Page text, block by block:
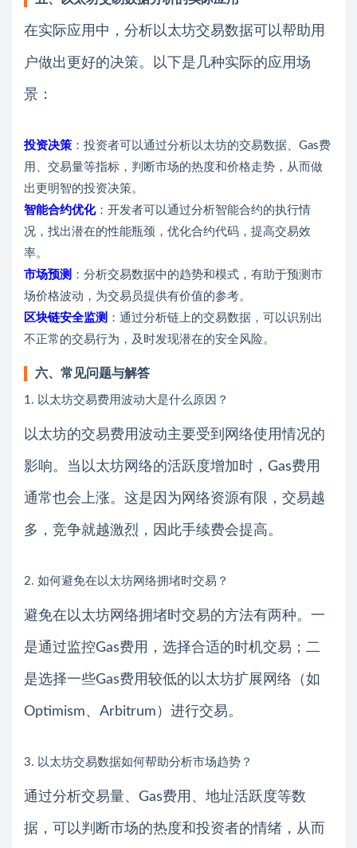
在实际应用中，分析以太坊交易数据可以帮助用
户做出更好的决策。以下是几种实际的应用场
景：
投资决策 ：投资者可以通过分析以太坊的交易数据、Gas费
用、交易量等指标，判断市场的热度和价格走势，从而做
出更明智的投资决策。
智能合约优化：开发者可以通过分析智能合约的执行情
况，找出潜在的性能瓶颈，优化合约代码，提高交易效
率。
市场预测 ：分析交易数据中的趋势和模式，有助于预测市
场价格波动，为交易员提供有价值的参考。
区块链安全监测 ：通过分析链上的交易数据，可以识别出
不正常的交易行为，及时发现潜在的安全风险。
六、常见问题与解答
1. 以太坊交易费用波动大是什么原因？
以太坊的交易费用波动主要受到网络使用情况的
影响。当以太坊网络的活跃度增加时，Gas费用
通常也会上涨。这是因为网络资源有限，交易越
多，竞争就越激烈，因此手续费会提高。
2. 如何避免在以太坊网络拥堵时交易？
避免在以太坊网络拥堵时交易的方法有两种。一
是通过监控Gas费用，选择合适的时机交易；二
是选择一些Gas费用较低的以太坊扩展网络（如
Optimism、Arbitrum）进行交易。
3. 以太坊交易数据如何帮助分析市场趋势？
通过分析交易量、Gas费用、地址活跃度等数
据，可以判断市场的热度和投资者的情绪，从而